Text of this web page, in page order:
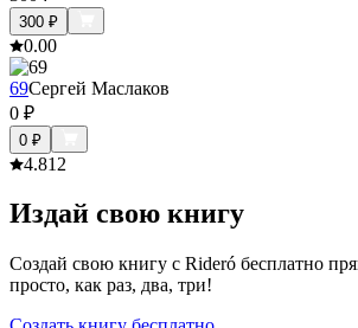
300 ₽
0.00
69Сергей Маслаков
0 ₽
0 ₽
4.812
Издай свою книгу
Создай свою книгу с Rideró бесплатно
просто, как раз, два, три!